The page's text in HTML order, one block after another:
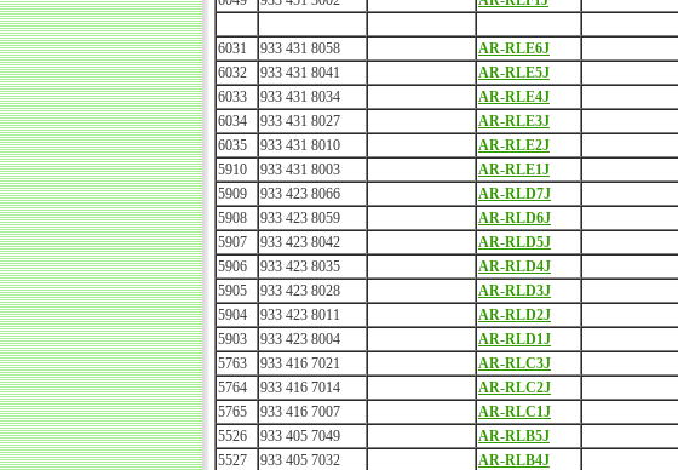
6031 933 431 8058 AR-RLE6J
6032
933 431 8041 AR-RLE5J
6033
933 431 8034 AR-RLE4J
6034
933 431 8027 AR-RLE3J
6035
933 431 8010 AR-RLE2J
5910
933 431 8003 AR-RLE1J
5909
933 423 8066 AR-RLD7J
5908
933 423 8059 AR-RLD6J
5907
933 423 8042 AR-RLD5J
5906
933 423 8035 AR-RLD4J
5905
933 423 8028 AR-RLD3J
5904
933 423 8011 AR-RLD2J
5903
933 423 8004 AR-RLD1J
5763
933 416 7021 AR-RLC3J
5764
933 416 7014 AR-RLC2J
5765
933 416 7007 AR-RLC1J
5526
933 405 7049 AR-RLB5J
5527
933 405 7032 AR-RLB4J